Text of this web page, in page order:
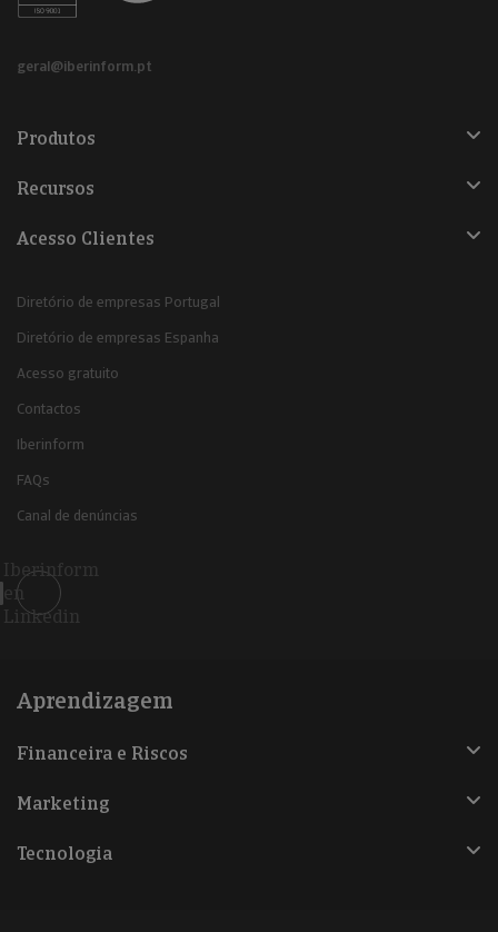
geral@iberinform.pt
Produtos
Recursos
Acesso Clientes
Diretório de empresas Portugal
Diretório de empresas Espanha
Acesso gratuito
Contactos
Iberinform
FAQs
Canal de denúncias
Iberinform
en
Linkedin
Aprendizagem
Financeira e Riscos
Marketing
Tecnologia